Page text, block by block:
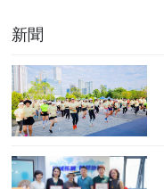
新聞